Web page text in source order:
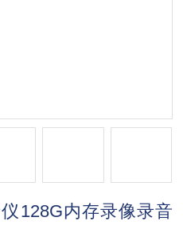
128G内存录像录音